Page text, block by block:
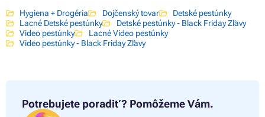
Hygiena + Drogéria Dojčenský tovar
Detské pestúnky
Lacné Detské pestúnky
Detské pestúnky - Black Friday Zľavy
Video pestúnky
Lacné Video pestúnky
Video pestúnky - Black Friday Zľavy
Potrebujete poradiť? Pomôžeme Vám.